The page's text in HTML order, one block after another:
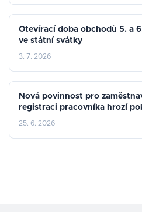
Otevírací doba obchodů 5. a
ve státní svátky
3. 7. 2026
Nová povinnost pro
registraci pracovníka hrozí
25. 6. 2026